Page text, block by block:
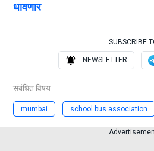
धावणार
SUBSCRIBE
NEWSLETTER
संबंधित विषय
mumbai school bus association